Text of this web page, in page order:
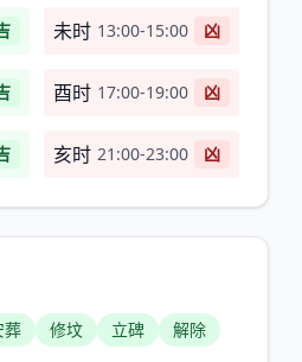
未时 13:00-15:00 凶
酉时 17:00-19:00 凶
亥时 21:00-23:00 凶
葬 修坟 立碑 解除